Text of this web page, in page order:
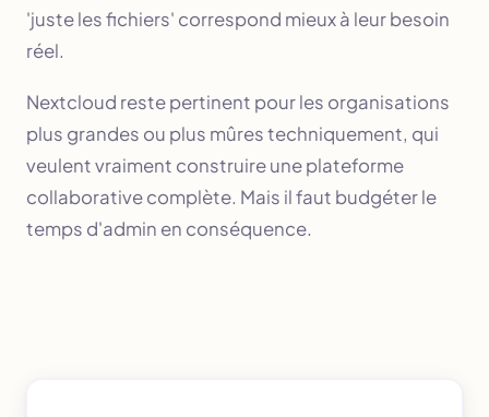
'juste les fichiers' correspond mieux à leur besoin
réel.
Nextcloud reste pertinent pour les organisations
plus grandes ou plus mûres techniquement, qui
veulent vraiment construire une plateforme
collaborative complète. Mais il faut budgéter le
temps d'admin en conséquence.